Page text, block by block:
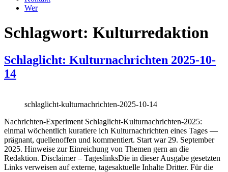
Wer
Schlagwort: Kulturredaktion
Schlaglicht: Kulturnachrichten 2025-10-
14
schlaglicht-kulturnachrichten-2025-10-14
Nachrichten-Experiment Schlaglicht-Kulturnachrichten-2025:
einmal wöchentlich kuratiere ich Kulturnachrichten eines Tages —
prägnant, quellenoffen und kommentiert. Start war 29. September
2025. Hinweise zur Einreichung von Themen gern an die
Redaktion. Disclaimer – TageslinksDie in dieser Ausgabe gesetzten
Links verweisen auf externe, tagesaktuelle Inhalte Dritter. Für die